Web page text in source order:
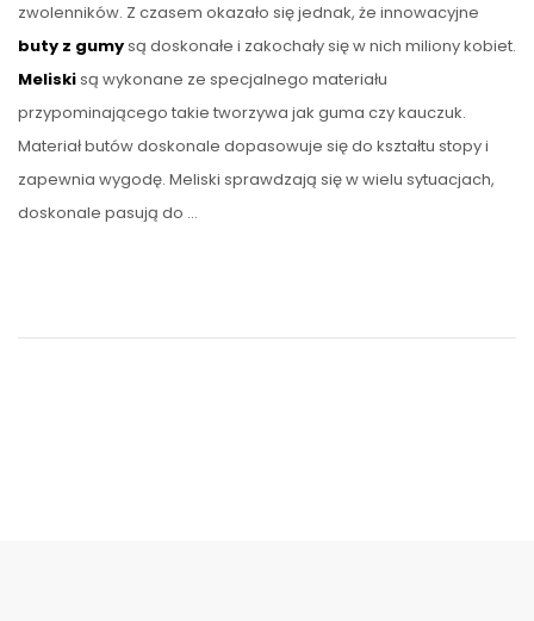
zwolenników. Z czasem okazało się jednak, że innowacyjne
buty z gumysą doskonałe i zakochały się w nich miliony kobiet.
Meliskisą wykonane ze specjalnego materiału
przypominającego takie tworzywa jak guma czy kauczuk.
Materiał butów doskonale dopasowuje się do kształtu stopy i
zapewnia wygodę. Meliski sprawdzają się w wielu sytuacjach,
doskonale pasują do …